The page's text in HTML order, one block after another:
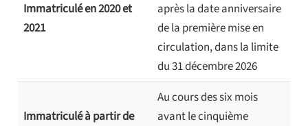
Immatriculé en 2020 et
2021
après la date anniversaire
de la première mise en
circulation, dans la limite
du 31 décembre 2026
Immatriculé à partir de
Au cours des six mois
avant le cinquième